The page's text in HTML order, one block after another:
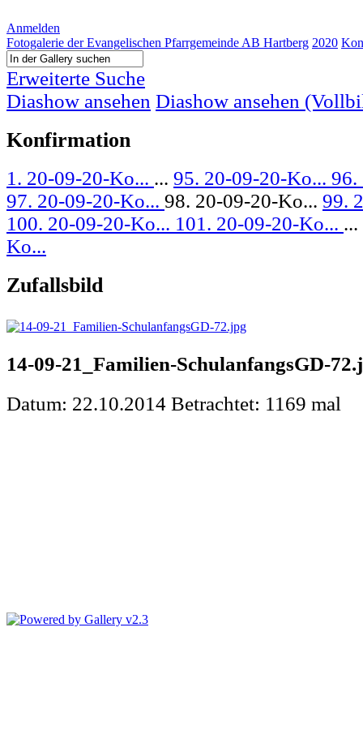
Anmelden
Fotogalerie der Evangelischen Pfarrgemeinde AB Hartberg 2020
Erweiterte Suche
Diashow ansehen Diashow ansehen
Konfirmation
1. 20-09-20-Ko... ... 95. 20-09-20-Ko... 96.
97. 20-09-20-Ko... 98. 20-09-20-Ko... 99.
100. 20-09-20-Ko... 101. 20-09-20-Ko... ...
Ko...
Zufallsbild
14-09-21_Familien-SchulanfangsGD-
Datum: 22.10.2014 Betrachtet: 1169 mal